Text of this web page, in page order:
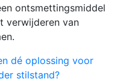
ontsmettingsmiddel
verwijderen van
dé oplossing voor
stilstand?